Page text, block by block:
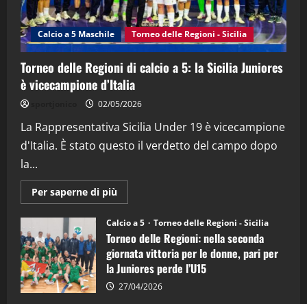
4
“SportEmpire” in Podcast: 27^ Puntata
(Martedi 14 Aprile 2026)
15/04/2026
"SportEmpire" in Podcast
“SportEmpire” in Podcast: 26^ Puntata
08/04/2026
Calcio a 5 Maschile Torneo delle Regioni - Sicilia
Torneo delle Regioni di calcio a 5: la Sicilia Juniores
è vicecampione d’Italia
02/05/2026
La Rappresentativa Sicilia Under 19 è vicecampione
d'Italia. È stato questo il verdetto del campo dopo
la...
Per saperne di più
informazioni
Torneo
delle
Regioni
di
calcio
a
5:
la
Calcio a 5 Torneo delle Regioni - Sicilia
Torneo delle Regioni: nella seconda
giornata vittoria per le donne, pari per
la Juniores perde l’U15
27/04/2026